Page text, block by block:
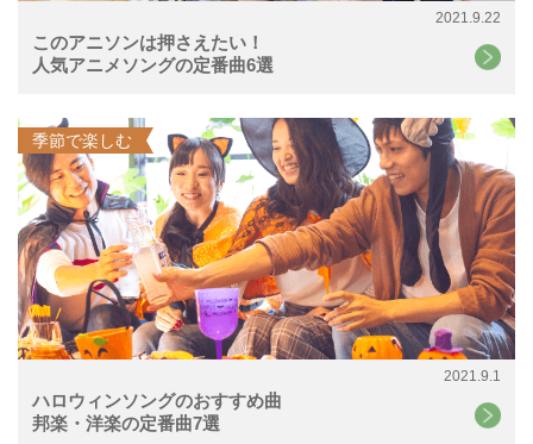
2021.9.22
このアニソンは押さえたい！
人気アニメソングの定番曲6選
2021.9.1
ハロウィンソングのおすすめ曲
邦楽・洋楽の定番曲7選
季節で楽しむ